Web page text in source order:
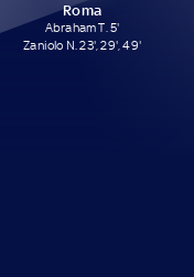
Roma
Abraham T. 5'
Zaniolo N. 23', 29', 49'